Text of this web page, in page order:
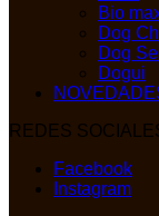
Bio
Dog
Dog
Dogui
REDES
Facebook
Instagram